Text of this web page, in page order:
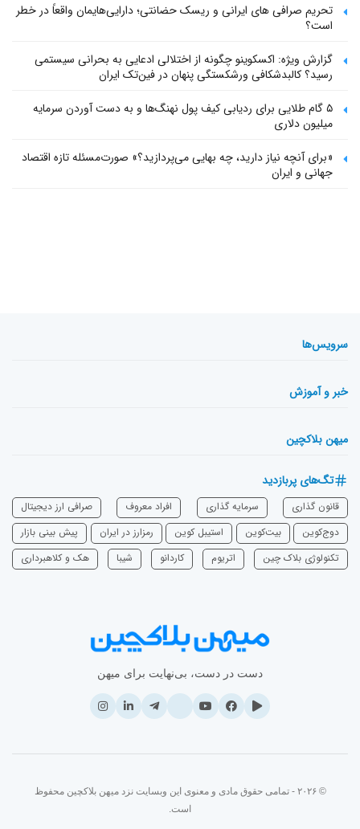
تحریم صرافی های ایرانی و ریسک حضانتی؛ دارایی‌هایمان واقعاً در خطر
است؟
گزارش ویژه: اکسکوینو چگونه از اختلالی ادعایی به بحرانی سیستمی
رسید؟ کالبدشکافی ورشکستگی پنهان در فین‌تک ایران
۵ گام طلایی برای ردیابی کیف پول‌ نهنگ‌ها و به دست آوردن سرمایه
میلیون دلاری
«برای آنچه نیاز دارید، چه بهایی می‌پردازید؟» صورت‌مسئله تازه اقتصاد
جهانی و ایران
سرویس‌ها
خبر و آموزش
میهن بلاکچین
تگ‌های پربازدید
قانون گذاری سرمایه‌ گذاری افراد معروف
صرافی ارز دیجیتال
دوج‌کوین
بیت‌کوین استیبل کوین رمزارز در ایران
پیش بینی بازار
تکنولوژی بلاک چین
اتریوم ‌کاردانو شیبا هک و کلاهبرداری
دست در دست، بی‌نهایت برای میهن
© ۲۰۲۶ - تمامی حقوق مادی و معنوی این وبسایت نزد میهن بلاکچین محفوظ
است.